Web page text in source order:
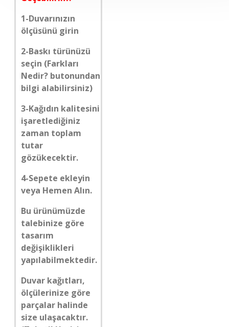
1-Duvarınızın
ölçüsünü girin
2-Baskı türünüzü
seçin (Farkları
Nedir? butonundan
bilgi alabilirsiniz)
3-Kağıdın kalitesini
işaretlediğiniz
zaman toplam
tutar
gözükecektir.
4-Sepete ekleyin
veya Hemen Alın.
Bu ürünümüzde
talebinize göre
tasarım
değişiklikleri
yapılabilmektedir.
Duvar kağıtları,
ölçülerinize göre
parçalar halinde
size ulaşacaktır.